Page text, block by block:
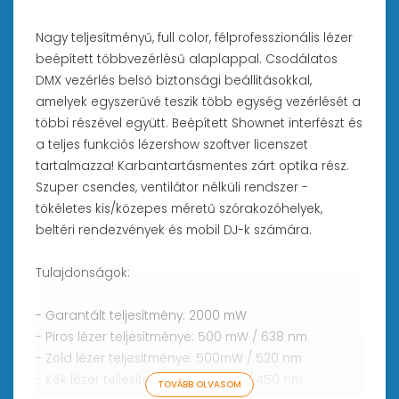
Nagy teljesítményű, full color, félprofesszionális lézer
beépített többvezérlésű alaplappal. Csodálatos
DMX vezérlés belső biztonsági beállításokkal,
amelyek egyszerűvé teszik több egység vezérlését a
többi részével együtt. Beépített Shownet interfészt és
a teljes funkciós lézershow szoftver licenszet
tartalmazza! Karbantartásmentes zárt optika rész.
Szuper csendes, ventilátor nélküli rendszer -
tökéletes kis/közepes méretű szórakozóhelyek,
beltéri rendezvények és mobil DJ-k számára.
Tulajdonságok:
- Garantált teljesítmény: 2000 mW
- Piros lézer teljesítménye: 500 mW / 638 nm
- Zöld lézer teljesítménye: 500mW / 520 nm
- Kék lézer teljesítménye: 1400 mW / 450 nm
TOVÁBB OLVASOM